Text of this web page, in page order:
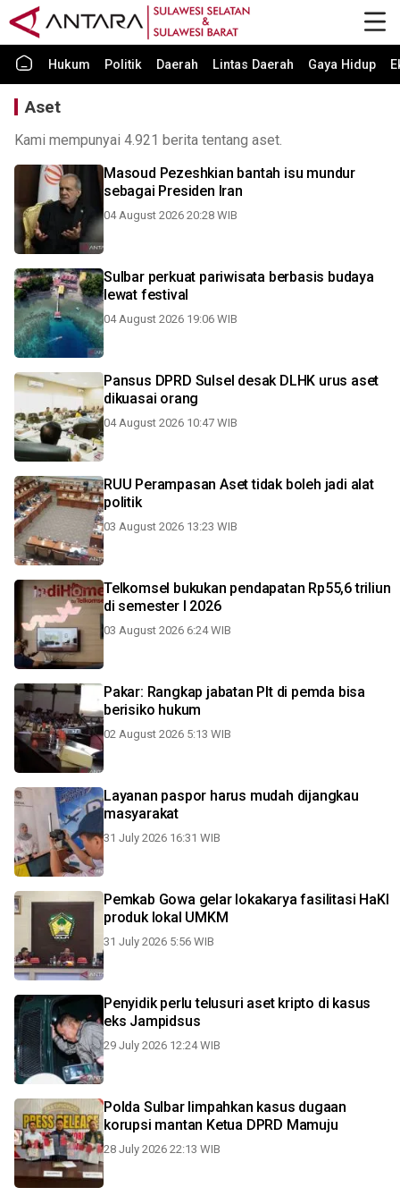
Hukum Politik Daerah Lintas Daerah Gaya Hidup
Aset
Kami mempunyai 4.921 berita tentang aset.
Masoud Pezeshkian bantah isu mundur
sebagai Presiden Iran
04 August 2026 20:28 WIB
Sulbar perkuat pariwisata berbasis budaya
lewat festival
04 August 2026 19:06 WIB
Pansus DPRD Sulsel desak DLHK urus aset
dikuasai orang
04 August 2026 10:47 WIB
RUU Perampasan Aset tidak boleh jadi alat
politik
03 August 2026 13:23 WIB
Telkomsel bukukan pendapatan Rp55,6 triliun
di semester I 2026
03 August 2026 6:24 WIB
Pakar: Rangkap jabatan Plt di pemda bisa
berisiko hukum
02 August 2026 5:13 WIB
Layanan paspor harus mudah dijangkau
masyarakat
31 July 2026 16:31 WIB
Pemkab Gowa gelar lokakarya fasilitasi HaKI
produk lokal UMKM
31 July 2026 5:56 WIB
Penyidik perlu telusuri aset kripto di kasus
eks Jampidsus
29 July 2026 12:24 WIB
Polda Sulbar limpahkan kasus dugaan
korupsi mantan Ketua DPRD Mamuju
28 July 2026 22:13 WIB